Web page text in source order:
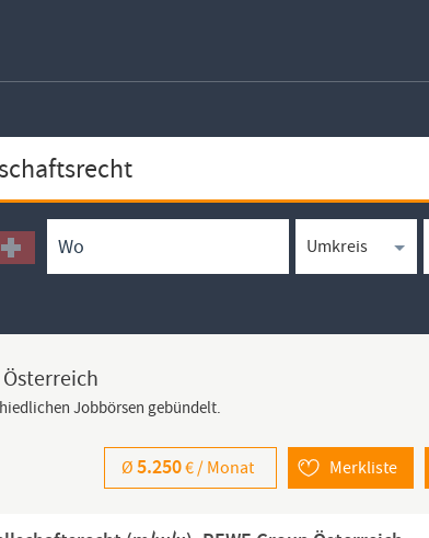
Jobbörsen gebündelt.
Merkliste
Ø5.250€ / Monat